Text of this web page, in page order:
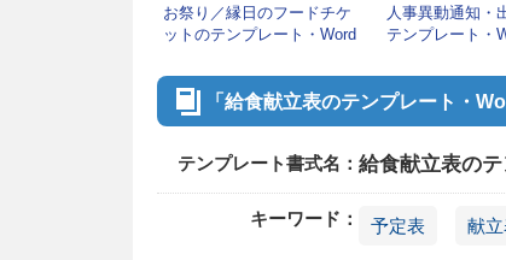
お祭り／縁日のフードチケ
ットのテンプレート・Word
人事異動通知・
テンプレート・
「給食献立表のテンプレート・
テンプレート書式名：給食献立表の
キーワード： 予定表 献